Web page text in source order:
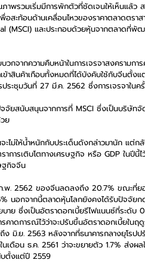
ภาพรวมเริ่มมีการพักตัวที่ชัดเจนให้เห็นแล้
สะท้อนด้านเคลื่อนไหวของราคาตลาดตร
และประกอบด้วยหุ้นจากตลาดที่พั
กจากความคืบหน้าในการเจรจาสงครามก
ข้าสินค้าเกือบทั้งหมดที่ได้บังคับใช้กับจีนตั้ง
ระชุมวันที่ 27 มี.ค. 2562 ซึ่งการเจรจาใน
ยสนับสนุนจากการที่ MSCI ซึ่งเป็นบริษัทจั
ย
ะไม่ให้น้ำหนักกับประเด็นดังกล่าวมานัก แต่
การเติบโตทางเศรษฐกิจ หรือ GDP ในปี
ฐกิจจีน
. 2562 ของจีนลดลงถึง 20.7% ขณะที่ยอ
นอกจากนี้ตลาดหุ้นโลกยังคงได้รับปัจจัย
าย ซึ่งเป็นอัตราดอกเบี้ยรีไฟแนนซ์ที่ระดั
าดการณ์ไว้ว่าจะปรับขึ้นอัตราดอกเบี้ยในฤ
ถึง มิ.ย. 2563 หลังจากที่ธนาคารกลางยุโร
นเดือน ธ.ค. 2561 ว่าจะขยายตัว 1.7% ส่ง
ตั้งแต่ปี 2559